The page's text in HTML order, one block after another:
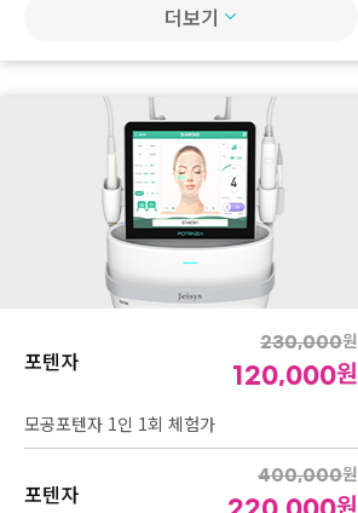
더보기
포텐자
230,000원
120,000원
모공포텐자 1인 1회 체험가
포텐자
400,000원
원